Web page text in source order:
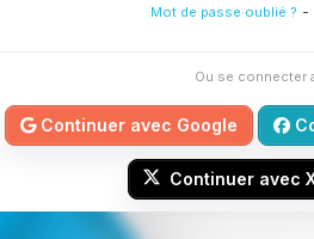
Mot de passe oublié ? -
Ou se connecter
Continuer avec Google
Continuer avec